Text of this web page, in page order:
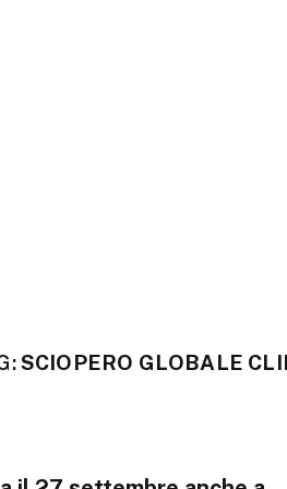
SCIOPERO GLOBALE